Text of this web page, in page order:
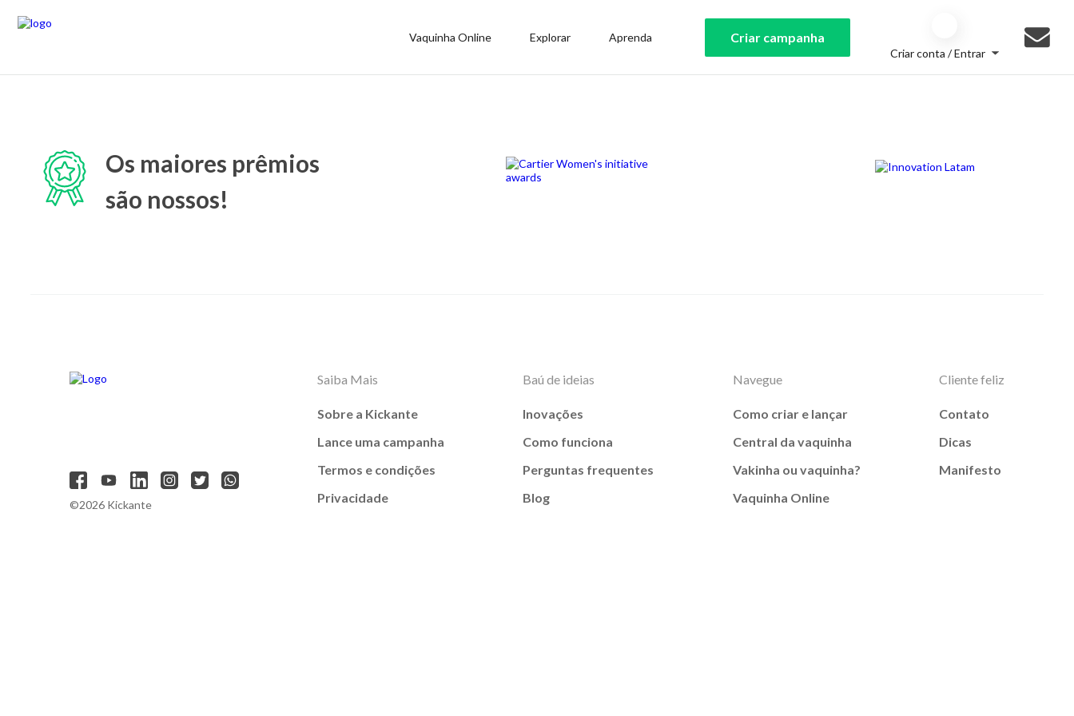
Vaquinha Online Explorar Aprenda Criar campanha
Criar conta / Entrar
Os maiores prêmios
são nossos!
©2026 Kickante
Saiba Mais
Sobre a Kickante
Lance uma campanha
Termos e condições
Privacidade
Baú de ideias
Inovações
Como funciona
Perguntas frequentes
Blog
Navegue
Como criar e lançar
Central da vaquinha
Vakinha ou vaquinha?
Vaquinha Online
Cliente feliz
Contato
Dicas
Manifesto